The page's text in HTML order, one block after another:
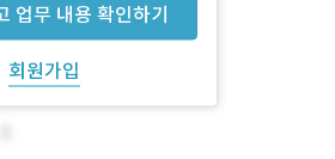
업무 내용 확인하기
회원가입